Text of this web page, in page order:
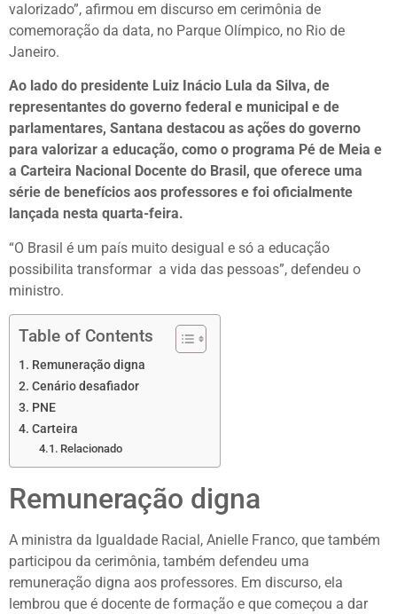
valorizado”, afirmou em discurso em cerimônia de
comemoração da data, no Parque Olímpico, no Rio de
Janeiro.
Ao lado do presidente Luiz Inácio Lula da Silva, de
representantes do governo federal e municipal e de
parlamentares, Santana destacou as ações do governo
para valorizar a educação, como o programa Pé de Meia e
a Carteira Nacional Docente do Brasil, que oferece uma
série de benefícios aos professores e foi oficialmente
lançada nesta quarta-feira.
“O Brasil é um país muito desigual e só a educação
possibilita transformar a vida das pessoas”, defendeu o
ministro.
Table of Contents
Remuneração digna
Cenário desafiador
PNE
Carteira
Relacionado
Remuneração digna
A ministra da Igualdade Racial, Anielle Franco, que também
participou da cerimônia, também defendeu uma
remuneração digna aos professores. Em discurso, ela
lembrou que é docente de formação e que começou a dar